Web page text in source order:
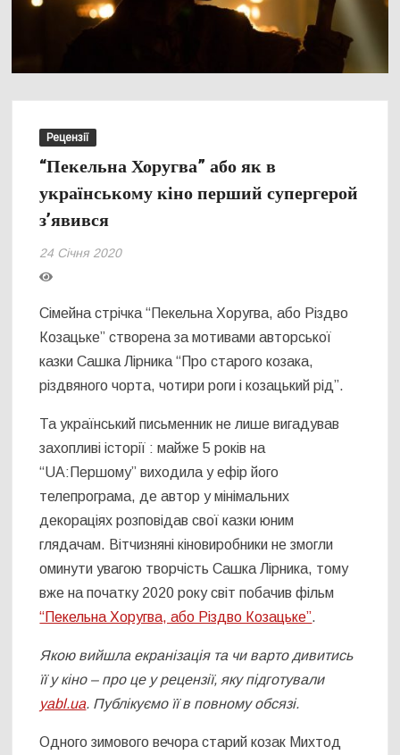
Рецензії
“Пекельна Хоругва” або як в
українському кіно перший супергерой
з’явився
24 Січня 2020
Сімейна стрічка “Пекельна Хоругва, або Різдво
Козацьке” створена за мотивами авторської
казки Сашка Лірника “Про старого козака,
різдвяного чорта, чотири роги і козацький рід”.
Та український письменник не лише вигадував
захопливі історії : майже 5 років на
“UA:Першому” виходила у ефір його
телепрограма, де автор у мінімальних
декораціях розповідав свої казки юним
глядачам. Вітчизняні кіновиробники не змогли
оминути увагою творчість Сашка Лірника, тому
вже на початку 2020 року світ побачив фільм
“Пекельна Хоругва, або Різдво Козацьке”.
Якою вийшла екранізація та чи варто дивитись
її у кіно – про це у рецензії, яку підготували
yabl.ua. Публікуємо її в повному обсязі.
Одного зимового вечора старий козак Михтод